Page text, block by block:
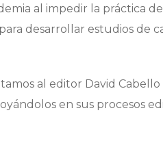
al impedir la práctica
desarrollar estudios de
al editor David
en sus procesos